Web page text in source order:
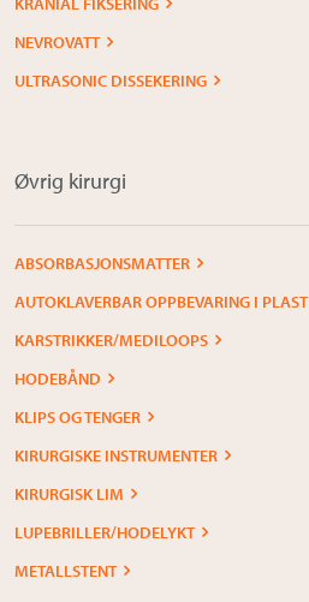
NEVROVATT
ULTRASONIC DISSEKERING
Øvrig kirurgi
ABSORBASJONSMATTER
AUTOKLAVERBAR OPPBEVARING I PLAST
KARSTRIKKER/MEDILOOPS
HODEBÅND
KLIPS OG TENGER
KIRURGISKE INSTRUMENTER
KIRURGISK LIM
LUPEBRILLER/HODELYKT
METALLSTENT